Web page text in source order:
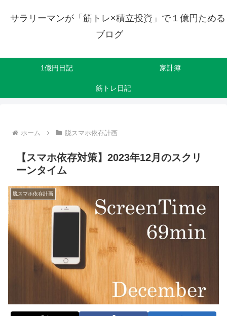
サラリーマンが「筋トレ×積立投資」で１億円ためる
ブログ
1億円日記 家計簿
筋トレ日記
ホーム 脱スマホ依存計画
【スマホ依存対策】2023年12月のスクリ
ーンタイム
脱スマホ依存計画